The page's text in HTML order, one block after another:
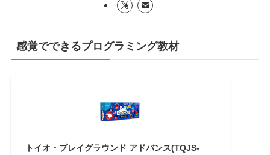
感覚でできるプログラミング教材
トイオ・プレイグラウンド アドバンス(TQJS-